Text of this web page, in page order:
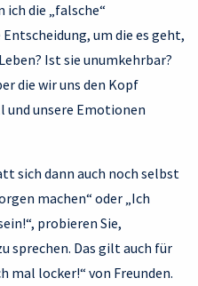
ich die „falsche“
um die es geht,
Ist sie unumkehrbar?
die wir uns den Kopf
und unsere Emotionen
sich dann auch noch selbst
machen“ oder „Ich
probieren Sie,
sprechen. Das gilt auch für
mal locker!“ von Freunden.